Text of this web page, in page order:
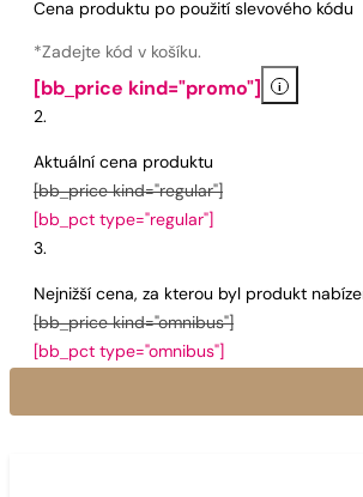
Cena produktu po použití slevového kódu
*Zadejte kód v košíku.
[bb_price kind="promo"] i
Aktuální cena produktu
[bb_price kind="regular"]
[bb_pct type="regular"]
Nejnižší cena, za kterou byl produkt
[bb_price kind="omnibus"]
[bb_pct type="omnibus"]